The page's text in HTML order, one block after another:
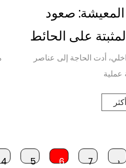
صعود
على الحائط
أدت الحاجة إلى عناصر
4 5 6 7 ›